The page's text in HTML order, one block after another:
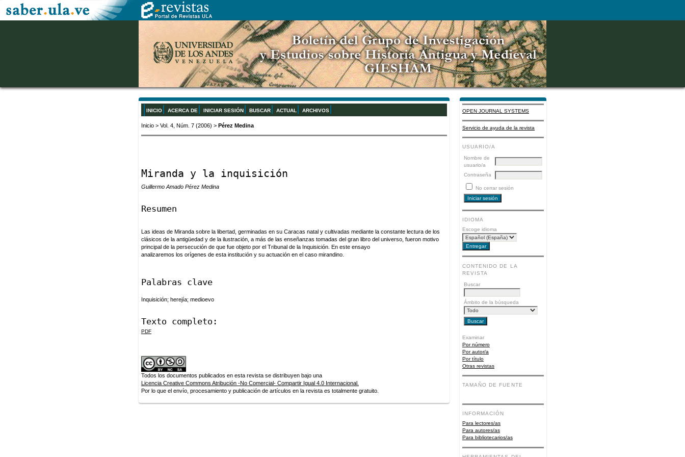
OPEN JOURNAL SYSTEMS
Servicio de ayuda de la revista
USUARIO/A
Nombre de
usuario/a
Contraseña
No cerrar sesión
IDIOMA
Escoge idioma
CONTENIDO DE LA
REVISTA
Buscar
Ámbito de la búsqueda
Examinar
Por número
Por autor/a
Por título
Otras revistas
TAMAÑO DE FUENTE
INFORMACIÓN
Para lectores/as
Para autores/as
Para bibliotecarios/as
INICIO ACERCA DE INICIAR SESIÓN BUSCAR ACTUAL ARCHIVOS
Inicio > Vol. 4, Núm. 7 (2006) > Pérez Medina
Miranda y la inquisición
Guillermo Amado Pérez Medina
Resumen
Las ideas de Miranda sobre la libertad, germinadas en su Caracas natal y cultivadas mediante la constante lectura de los
clásicos de la antigüedad y de la ilustración, a más de las enseñanzas tomadas del gran libro del universo, fueron motivo
principal de la persecución de que fue objeto por el Tribunal de la Inquisición. En este ensayo
analizaremos los orígenes de esta institución y su actuación en el caso mirandino.
Palabras clave
Inquisición; herejía; medioevo
Texto completo:
PDF
Todos los documentos publicados en esta revista se distribuyen bajo una
Licencia Creative Commons Atribución -No Comercial- Compartir Igual 4.0 Internacional.
Por lo que el envío, procesamiento y publicación de artículos en la revista es totalmente gratuito.